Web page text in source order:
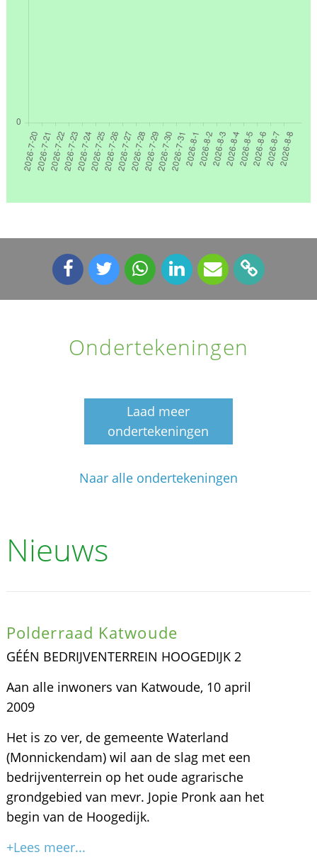
Ondertekeningen
Laad meer
ondertekeningen
Naar alle ondertekeningen
Nieuws
Polderraad Katwoude
GÉÉN BEDRIJVENTERREIN HOOGEDIJK 2
Aan alle inwoners van Katwoude, 10 april
2009
Het is zo ver, de gemeente Waterland
(Monnickendam) wil aan de slag met een
bedrijventerrein op het oude agrarische
grondgebied van mevr. Jopie Pronk aan het
begin van de Hoogedijk.
+Lees meer...